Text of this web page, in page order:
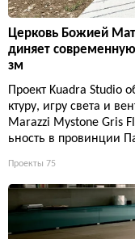
Церковь Божией
диняет
зм
Проект Kuadra Studio
ктуру, игру света и
Marazzi Mystone Gris
ьность в провинции
Проекты 75